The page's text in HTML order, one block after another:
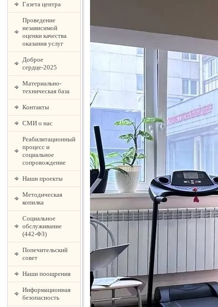
Газета центра
Проведение
независимой
оценки качества
оказания услуг
Доброе
сердце-2025
Материально-
техническая база
Контакты
СМИ о нас
Реабилитационный
процесс и
социальное
сопровождение
Наши проекты
Методическая
копилка
Социальное
обслуживание
(442-ФЗ)
Попечительский
совет
Наши поощрения
Информационная
безопасность